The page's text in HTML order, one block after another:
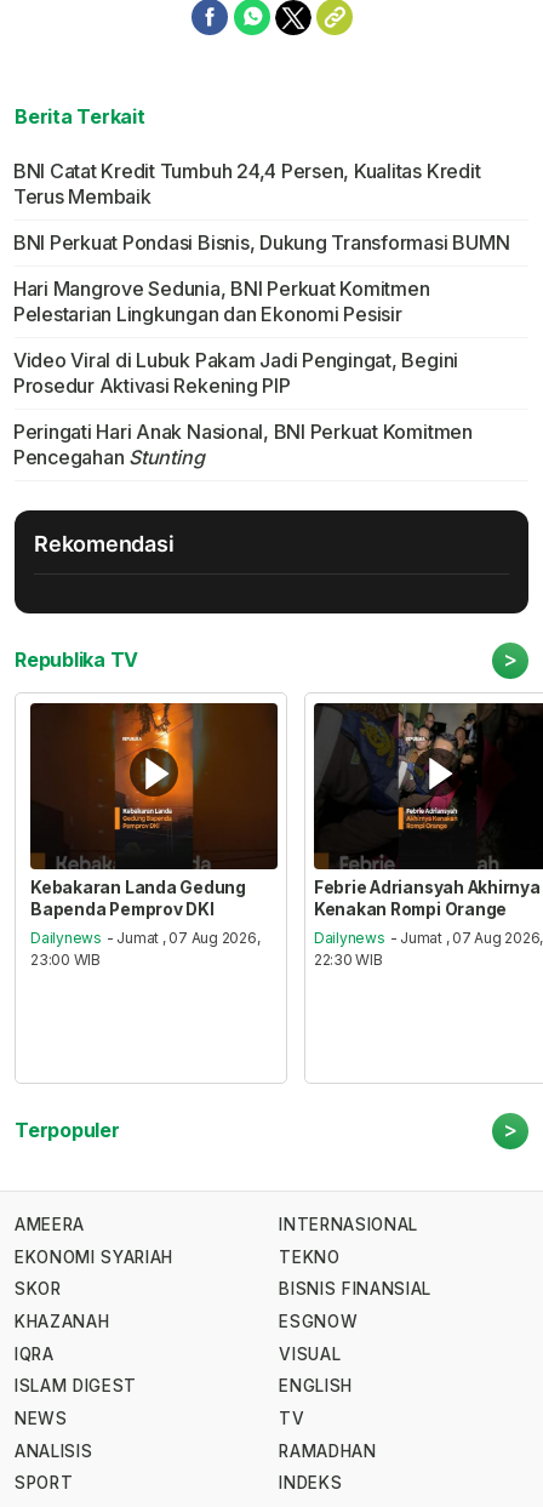
Berita Terkait
BNI Catat Kredit Tumbuh 24,4 Persen, Kualitas Kredit
Terus Membaik
BNI Perkuat Pondasi Bisnis, Dukung Transformasi BUMN
Hari Mangrove Sedunia, BNI Perkuat Komitmen
Pelestarian Lingkungan dan Ekonomi Pesisir
Video Viral di Lubuk Pakam Jadi Pengingat, Begini
Prosedur Aktivasi Rekening PIP
Peringati Hari Anak Nasional, BNI Perkuat Komitmen
Pencegahan Stunting
Rekomendasi
Republika TV >
Kebakaran Landa Gedung
Bapenda Pemprov DKI
Dailynews - Jumat , 07 Aug 2026,
23:00 WIB
Febrie Adriansyah Akhirnya
Kenakan Rompi Orange
Dailynews - Jumat , 07 Aug 2026,
22:30 WIB
Terpopuler >
AMEERA
EKONOMI SYARIAH
SKOR
KHAZANAH
IQRA
ISLAM DIGEST
NEWS
ANALISIS
SPORT
INTERNASIONAL
TEKNO
BISNIS FINANSIAL
ESGNOW
VISUAL
ENGLISH
TV
RAMADHAN
INDEKS